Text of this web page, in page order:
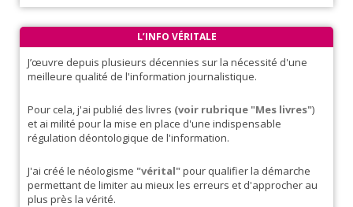
L’INFO VÉRITALE
J’œuvre depuis plusieurs décennies sur la nécessité d'une
meilleure qualité de l'information journalistique.
Pour cela, j'ai publié des livres (voir rubrique "Mes livres")
et ai milité pour la mise en place d'une indispensable
régulation déontologique de l'information.
J'ai créé le néologisme "vérital"pour qualifier la démarche
permettant de limiter au mieux les erreurs et d'approcher au
plus près la vérité.